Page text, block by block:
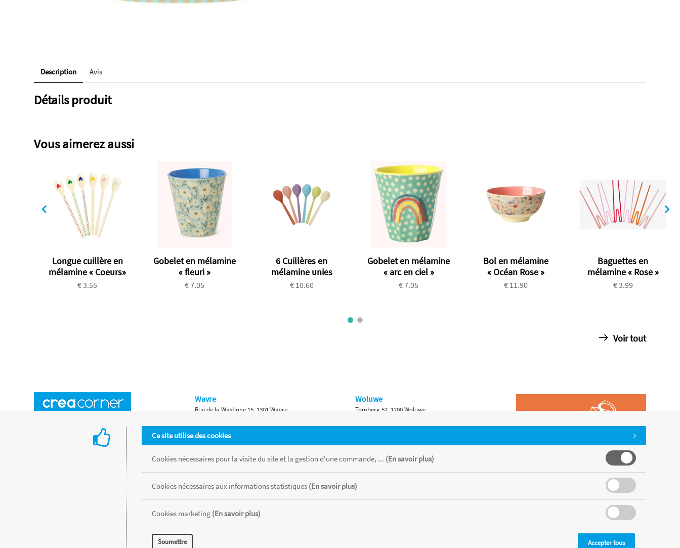
Description Avis
Détails produit
Vous aimerez aussi
Longue cuillère en
mélamine « Coeurs»
€ 3.55
Gobelet en mélamine
« fleuri »
€ 7.05
6 Cuillères en
mélamine unies
€ 10.60
Gobelet en mélamine
« arc en ciel »
€ 7.05
Bol en mélamine
« Océan Rose »
€ 11.90
Baguettes en
mélamine « Rose »
€ 3.99
Voir tout
Ce site utilise des cookies
Cookies nécessaires pour la visite du site et la gestion d'une commande, ... (En savoir plus)
Cookies nécessaires aux informations statistiques (En savoir plus)
Cookies marketing (En savoir plus)
Soumettre Accepter tous
Wavre
Rue de la Wastinne 15, 1301 Wavre
Waterloo
Chaussée de Bruxelles 315, 1410 Waterloo
Woluwe
Tomberg 52, 1200 Woluwe
Namur
Tous les produits sont vendus dans la limite des stocks disponibles de chaque magasin, toutes taxes comprises.